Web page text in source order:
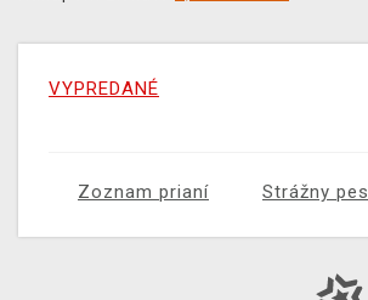
VYPREDANÉ
Zoznam prianí Strážny pes